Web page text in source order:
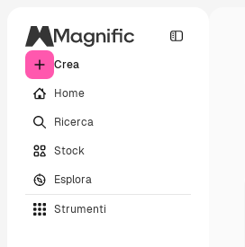
Crea
Home
Ricerca
Stock
Esplora
Strumenti